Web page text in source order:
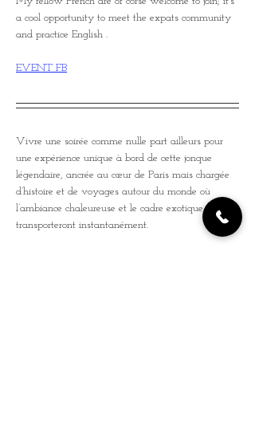
a cool opportunity to meet the expats community
and practice English .
EVENT FB
Vivre une soirée comme nulle part ailleurs pour
une expérience unique à bord de cette jonque
légendaire, ancrée au cœur de Paris mais chargée
d’histoire et de voyages autour du monde où
l’ambiance chaleureuse et le cadre exotique vous
transporteront instantanément.